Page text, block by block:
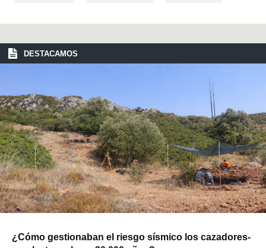
DESTACAMOS
¿Cómo gestionaban el riesgo sísmico los cazadores-